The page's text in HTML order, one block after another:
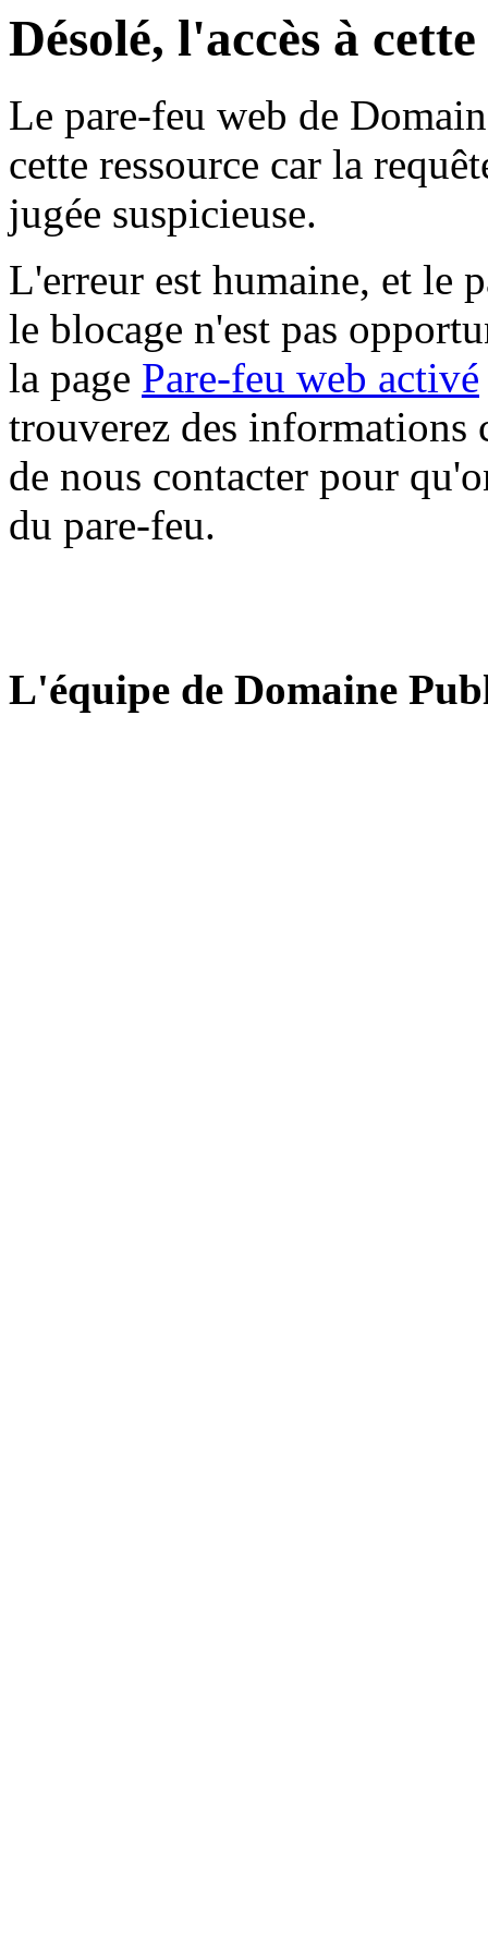
Désolé, l'accès à
Le pare-feu web de
cette ressource car la
jugée suspicieuse.
L'erreur est humaine, et le
le blocage n'est pas
la page Pare-feu web activé
trouverez des informations
de nous contacter pour
du pare-feu.
L'équipe de Domaine